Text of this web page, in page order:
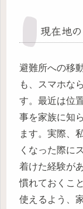
現在地
避難所への移
も、スマホな
す。最近は位
事を家族に知
ます。実際、
くなった際に
着けた経験が
慣れておくこ
使えるよう、